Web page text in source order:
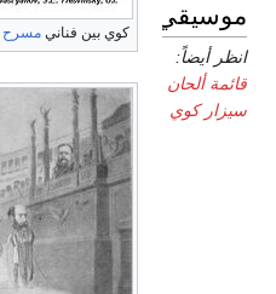
كوي بين فناني مسرح
موسيقي
انظر أيضاً:
قائمة ألحان
سيزار كوي